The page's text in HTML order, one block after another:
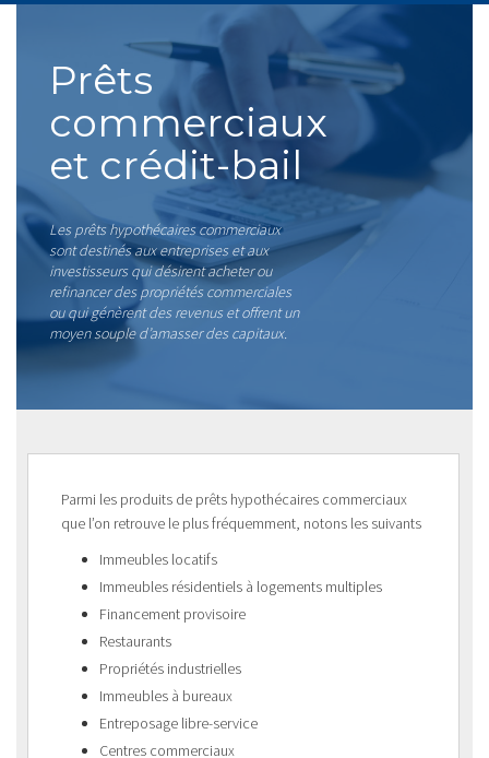
Prêts
commerciaux
et crédit-bail
Les prêts hypothécaires commerciaux
sont destinés aux entreprises et aux
investisseurs qui désirent acheter ou
refinancer des propriétés commerciales
ou qui génèrent des revenus et offrent un
moyen souple d’amasser des capitaux.
Parmi les produits de prêts hypothécaires commerciaux
que l’on retrouve le plus fréquemment, notons les suivants
Immeubles locatifs
Immeubles résidentiels à logements multiples
Financement provisoire
Restaurants
Propriétés industrielles
Immeubles à bureaux
Entreposage libre-service
Centres commerciaux